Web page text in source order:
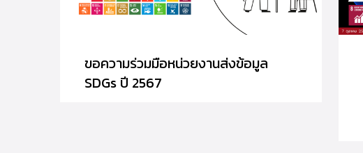
ขอความร่วมมือหน่วยงานส่งข้อมูล
SDGs ปี 2567